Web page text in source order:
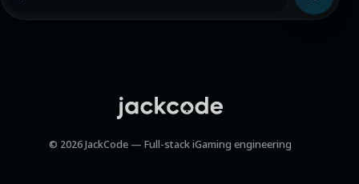
© 2026 JackCode — Full-stack iGaming engineering